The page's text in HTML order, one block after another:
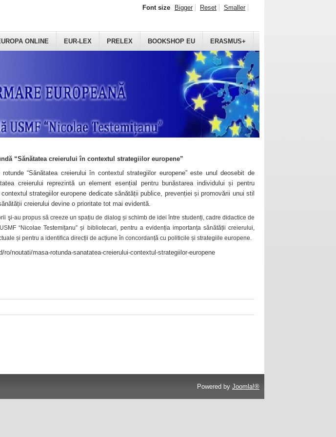
ONLINE EUR-LEX PRELEX BOOKSHOP EU ERASMUS+
Font size Bigger Reset Smaller
“Sănătatea creierului în contextul strategiilor europene”
“Sănătatea creierului în contextul strategiilor europene” este unul deosebit de
creierului reprezintă un element esențial pentru bunăstarea individului și pentru
strategiilor europene dedicate sănătății publice, prevenției și promovării unui stil
creierului devine o prioritate tot mai evidentă.
şi-au propus să creeze un spațiu de dialog și schimb de idei între studenți, cadre didactice de
“Nicolae Testemițanu” și bibliotecari, pentru a evidenția importanța sănătății creierului,
și pentru a identifica direcții de acțiune în concordanță cu politicile și strategiile europene.
ro/noutati/masa-rotunda-sanatatea-creierului-contextul-strategiilor-europene
Powered by Joomla!®